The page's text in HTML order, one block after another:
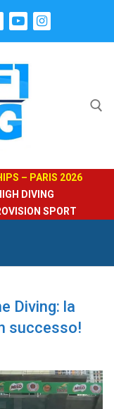
– PARIS 2026
DIVING
SPORT
Diving: la
successo!